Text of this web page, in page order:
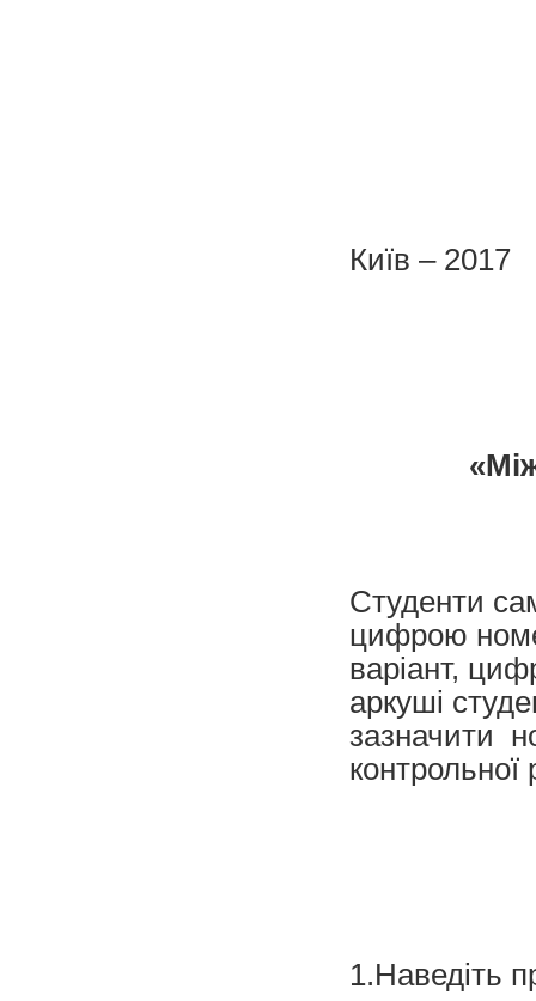
Київ – 2017
Студенти
цифрою
варіант,
аркуші
зазначити
1.Наведіть